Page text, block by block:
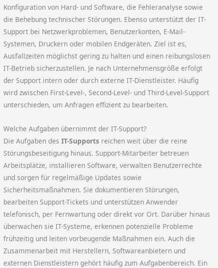
Konfiguration von Hard- und Software, die Fehleranalyse sowie
die Behebung technischer Störungen. Ebenso unterstützt der IT-
Support bei Netzwerkproblemen, Benutzerkonten, E-Mail-
Systemen, Druckern oder mobilen Endgeräten. Ziel ist es,
Ausfallzeiten möglichst gering zu halten und einen reibungslosen
IT-Betrieb sicherzustellen. Je nach Unternehmensgröße erfolgt
der Support intern oder durch externe IT-Dienstleister. Häufig
wird zwischen First-Level-, Second-Level- und Third-Level-Support
unterschieden, um Anfragen effizient zu bearbeiten.
Welche Aufgaben übernimmt der IT-Support?
Die Aufgaben desIT-Supports reichen weit über die reine
Störungsbeseitigung hinaus. Support-Mitarbeiter betreuen
Arbeitsplätze, installieren Software, verwalten Benutzerrechte
und sorgen für regelmäßige Updates sowie
Sicherheitsmaßnahmen. Sie dokumentieren Störungen,
bearbeiten Support-Tickets und unterstützen Anwender
telefonisch, per Fernwartung oder direkt vor Ort. Darüber hinaus
überwachen sie IT-Systeme, erkennen potenzielle Probleme
frühzeitig und leiten vorbeugende Maßnahmen ein. Auch die
Zusammenarbeit mit Herstellern, Softwareanbietern und
externen Dienstleistern gehört häufig zum Aufgabenbereich. Ein